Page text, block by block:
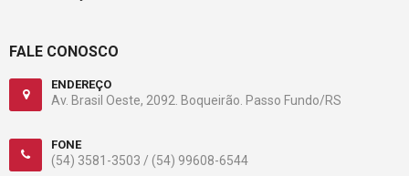
FALE CONOSCO
ENDEREÇO
Av. Brasil Oeste, 2092. Boqueirão. Passo Fundo/RS
FONE
(54) 3581-3503 / (54) 99608-6544